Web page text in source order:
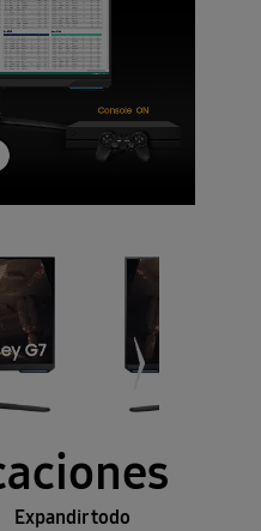
Expandir todo